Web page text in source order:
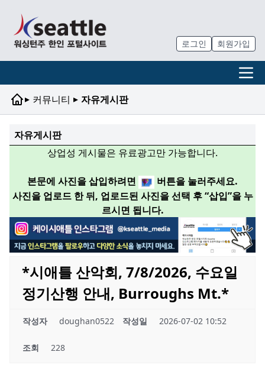
로그인 회원가입
▸ 커뮤니티 ▸ 자유게시판
자유게시판
상업성 게시물은 유료광고만 가능합니다.
본문에 사진을 삽입하려면
버튼을 눌러주세요.
사진을 업로드 한 뒤, 업로드된 사진을 선택 후 “삽입”을 누
르시면 됩니다.
*시애틀 산악회, 7/8/2026, 수요일
정기산행 안내, Burroughs Mt.*
작성자 doughan0522 작성일 2026-07-02 10:52
조회 228